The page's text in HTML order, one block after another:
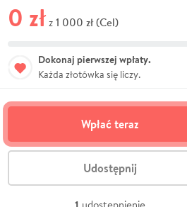
0 zł z 1 000 zł (Cel)
Dokonaj pierwszej wpłaty.
Każda złotówka się liczy.
Wpłać teraz
Udostępnij